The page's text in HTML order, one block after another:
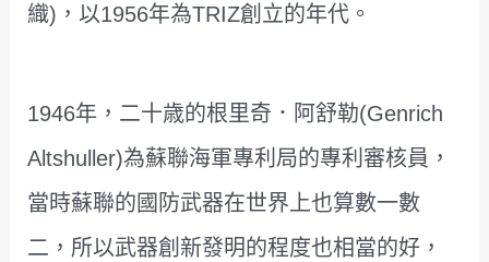
織)，以1956年為TRIZ創立的年代。
1946年，二十歳的根里奇．阿舒勒(Genrich
Altshuller)為蘇聯海軍專利局的專利審核員，
當時蘇聯的國防武器在世界上也算數一數
二，所以武器創新發明的程度也相當的好，